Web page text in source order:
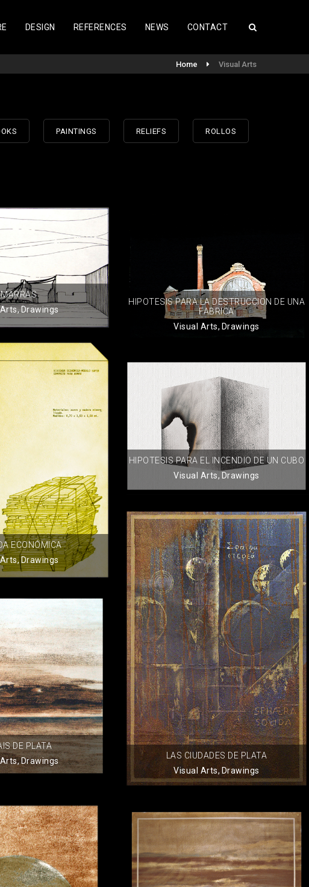
DESIGN REFERENCES NEWS CONTACT
Home Visual Arts
PAINTINGS RELIEFS ROLLOS
,Drawings
HIPOTESIS PARA LA DESTRUCCION DE UNA
FABRICA
Visual Arts, Drawings
ECONÓMICA
,Drawings
HIPOTESIS PARA EL INCENDIO DE UN CUBO
Visual Arts, Drawings
LAS CIUDADES DE PLATA
Visual Arts, Drawings
DE PLATA
,Drawings